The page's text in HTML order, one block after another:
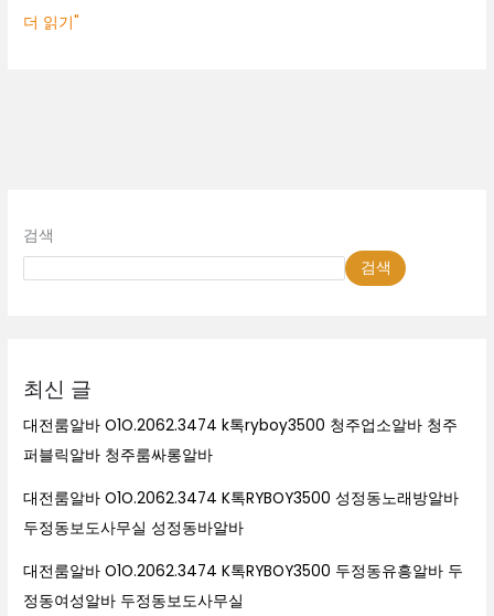
더 읽기"
검색
검색
최신 글
대전룸알바 O1O.2062.3474 k톡ryboy3500 청주업소알바 청주
퍼블릭알바 청주룸싸롱알바
대전룸알바 O1O.2062.3474 K톡RYBOY3500 성정동노래방알바
두정동보도사무실 성정동바알바
대전룸알바 O1O.2062.3474 K톡RYBOY3500 두정동유흥알바 두
정동여성알바 두정동보도사무실